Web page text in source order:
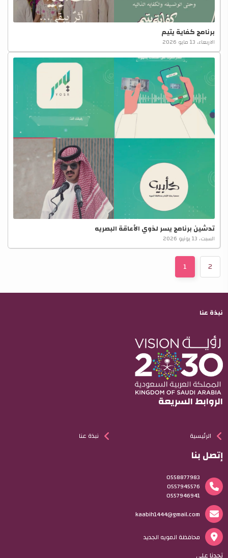
برنامج كفاية يتيم
الاربعاء، 13 مايو 2026
تدشين برنامج يسر لذوي الأعاقة البصريه
السبت، 13 يونيو 2026
1 2
نبذة عنا
الروابط السريعة
الرئيسية نبذة عنا
إتصل بنا
0558877983
0557945576
0557946941
kaabih1444@gmail.com
محافظة المويه الجديد